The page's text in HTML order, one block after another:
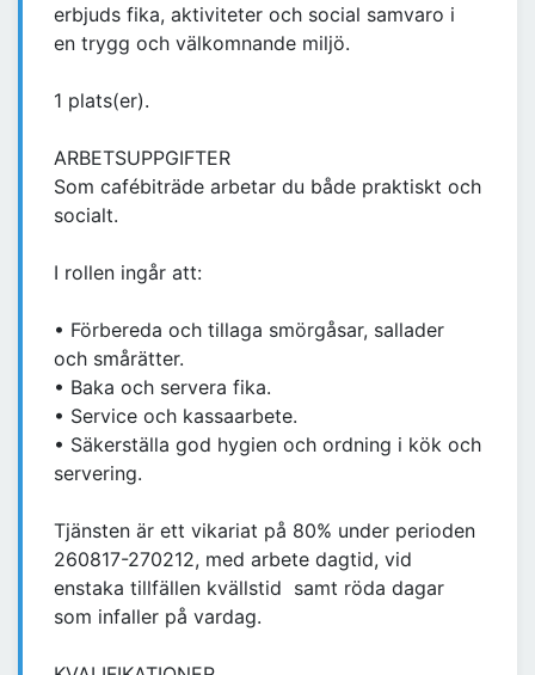
erbjuds fika, aktiviteter och social samvaro i
en trygg och välkomnande miljö.
1 plats(er).
ARBETSUPPGIFTER
Som cafébiträde arbetar du både praktiskt och
socialt.
I rollen ingår att:
• Förbereda och tillaga smörgåsar, sallader
och smårätter.
• Baka och servera fika.
• Service och kassaarbete.
• Säkerställa god hygien och ordning i kök och
servering.
Tjänsten är ett vikariat på 80% under perioden
260817-270212, med arbete dagtid, vid
enstaka tillfällen kvällstid samt röda dagar
som infaller på vardag.